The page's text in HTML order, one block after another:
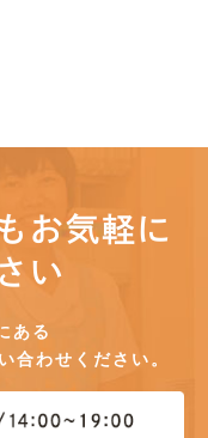
お気軽に
い
ある
合わせください。